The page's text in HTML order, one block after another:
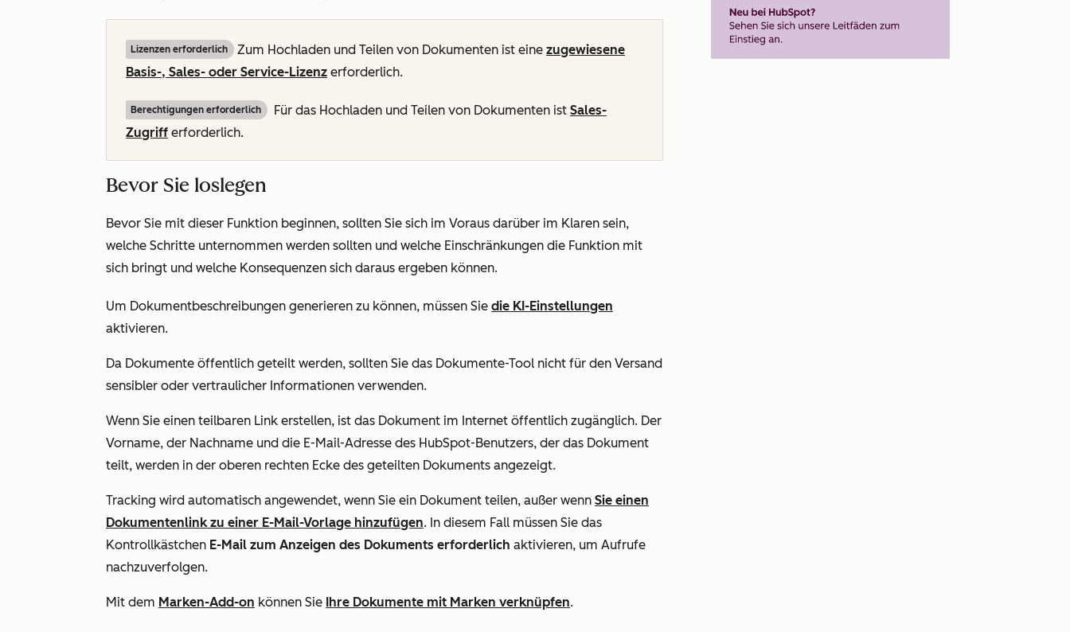
Lizenzen erforderlich Zum Hochladen und Teilen von Dokumenten ist eine zugewiesene
Basis-, Sales- oder Service-Lizenz erforderlich.
Berechtigungen erforderlich Für das Hochladen und Teilen von Dokumenten ist Sales-
Zugriff erforderlich.
Bevor Sie loslegen
Bevor Sie mit dieser Funktion beginnen, sollten Sie sich im Voraus darüber im Klaren sein,
welche Schritte unternommen werden sollten und welche Einschränkungen die Funktion mit
sich bringt und welche Konsequenzen sich daraus ergeben können.
Um Dokumentbeschreibungen generieren zu können, müssen Sie die KI-Einstellungen
aktivieren.
Da Dokumente öffentlich geteilt werden, sollten Sie das Dokumente-Tool nicht für den Versand
sensibler oder vertraulicher Informationen verwenden.
Wenn Sie einen teilbaren Link erstellen, ist das Dokument im Internet öffentlich zugänglich. Der
Vorname, der Nachname und die E-Mail-Adresse des HubSpot-Benutzers, der das Dokument
teilt, werden in der oberen rechten Ecke des geteilten Dokuments angezeigt.
Tracking wird automatisch angewendet, wenn Sie ein Dokument teilen, außer wenn Sie einen
Dokumentenlink zu einer E-Mail-Vorlage hinzufügen. In diesem Fall müssen Sie das
Kontrollkästchen E-Mail zum Anzeigen des Dokuments erforderlich aktivieren, um Aufrufe
nachzuverfolgen.
Mit dem Marken-Add-on können Sie Ihre Dokumente mit Marken verknüpfen.